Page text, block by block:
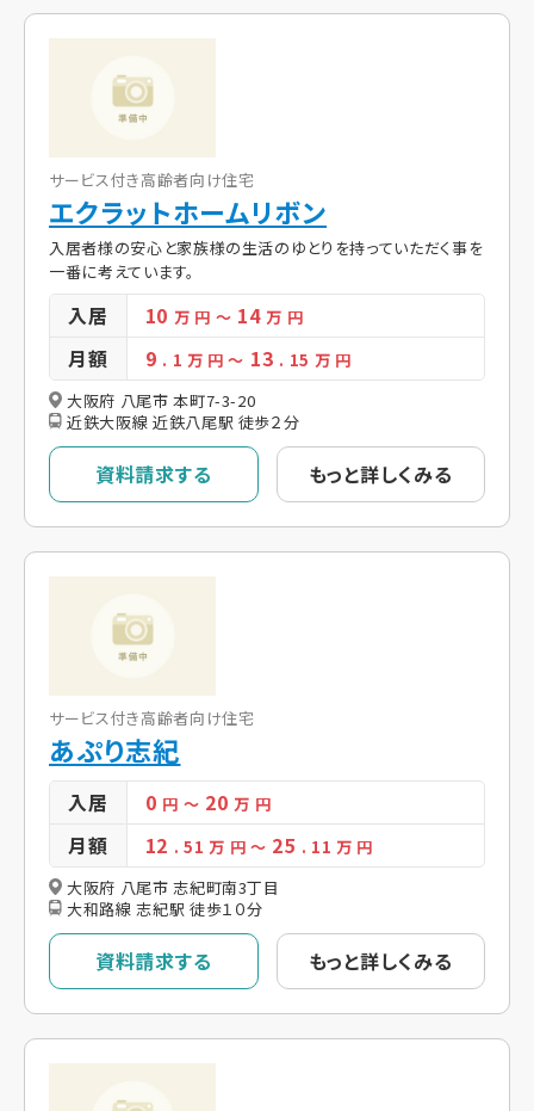
サービス付き高齢者向け住宅
エクラットホームリボン
入居者様の安心と家族様の生活のゆとりを持っていただく事を
一番に考えています。
入居 10万 円 ～ 14万 円
月額 9 . 1 万 円～ 13 . 15 万 円
大阪府 八尾市 本町7-3-20
近鉄大阪線 近鉄八尾駅 徒歩２分
資料請求する もっと詳しくみる
サービス付き高齢者向け住宅
あぷり志紀
入居 0 円 ～ 20万 円
月額 12 . 51万 円 ～ 25 . 11 万 円
大阪府 八尾市 志紀町南3丁目
大和路線 志紀駅 徒歩１０分
資料請求する もっと詳しくみる